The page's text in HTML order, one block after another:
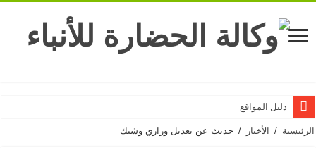
دليل المواقع
الرئيسية / الأخبار / حديث عن تعديل وزاري وشيك